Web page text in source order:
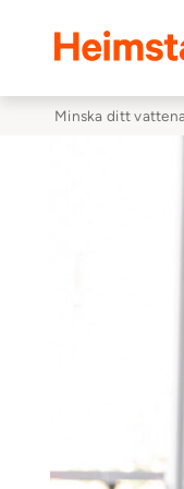
Minska ditt